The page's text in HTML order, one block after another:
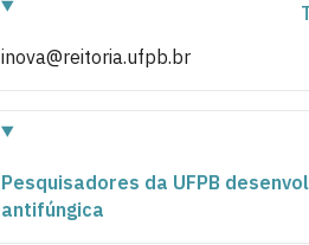
inova@reitoria.ufpb.br
Pesquisadores da UFPB
antifúngica